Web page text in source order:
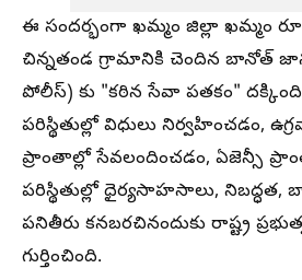
ఈ సందర్భంగా ఖమ్మం జిల్లా ఖమ్మం
చిన్నతండ గ్రామానికి చెందిన బానోత్
పోలీస్) కు "కఠిన సేవా పతకం"
పరిస్థితుల్లో విధులు నిర్వహించడం,
ప్రాంతాల్లో సేవలందించడం, ఏజెన్సీ
పరిస్థితుల్లో ధైర్యసాహసాలు,
పనితీరు కనబరచినందుకు రాష్ట్ర
గుర్తించింది.